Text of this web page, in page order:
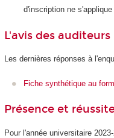
d'inscription ne
L'avis des auditeurs
Les dernières réponses à
Fiche synthétique au
Présence et
Pour l'année universitaire